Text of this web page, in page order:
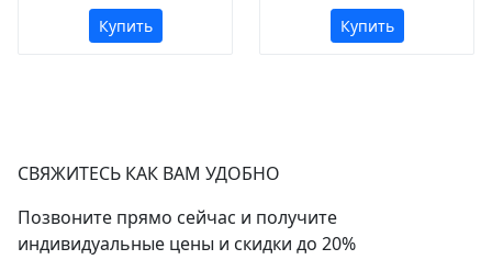
Купить Купить
СВЯЖИТЕСЬ КАК ВАМ УДОБНО
Позвоните прямо сейчас и получите
индивидуальные цены и скидки до 20%